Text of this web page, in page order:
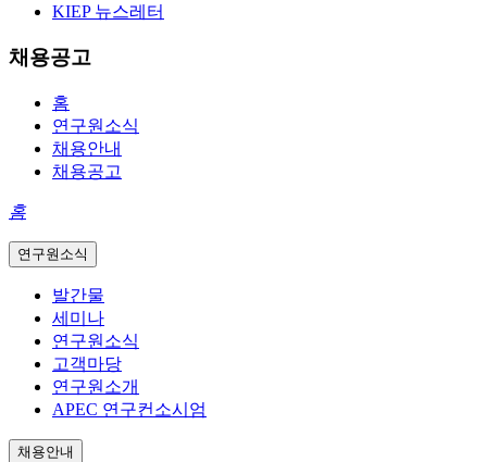
KIEP 뉴스레터
채용공고
홈
연구원소식
채용안내
채용공고
홈
연구원소식
발간물
세미나
연구원소식
고객마당
연구원소개
APEC 연구컨소시엄
채용안내